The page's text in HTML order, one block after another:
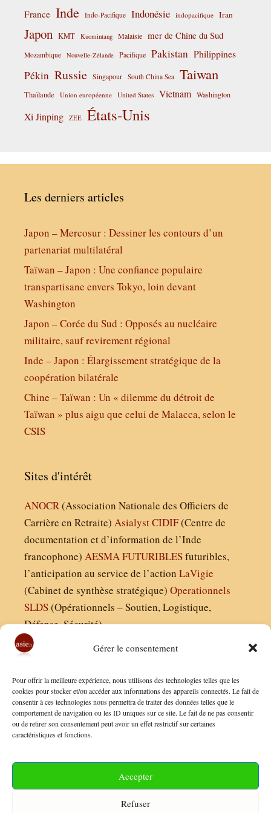
Gérer le consentement
Pour offrir la meilleure expérience, nous utilisons des technologies telles que les
cookies pour stocker et/ou accéder aux informations des appareils connectés. Le fait de
consentir à ces technologies nous permettra de traiter des données telles que le
comportement de navigation ou les ID uniques sur ce site. Le fait de ne pas consentir
ou de retirer son consentement peut avoir un effet restrictif sur certaines
caractéristiques et fonctions.
Accepter
Refuser
France Inde Indo-Pacifique Indonésie indopacifique Iran
Japon KMT Kuomintang Malaisie mer de Chine du Sud
Mozambique Nouvelle-Zélande Pacifique Pakistan Philippines
Pékin Russie Singapour South China Sea Taiwan
Thaïlande Union européenne United States Vietnam Washington
Xi Jinping ZEE États-Unis
Les derniers articles
Japon – Mercosur : Dessiner les contours d’un
partenariat multilatéral
Taïwan – Japon : Une confiance populaire
transpartisane envers Tokyo, loin devant
Washington
Japon – Corée du Sud : Opposés au nucléaire
militaire, sauf revirement régional
Inde – Japon : Élargissement stratégique de la
coopération bilatérale
Chine – Taïwan : Un « dilemme du détroit de
Taïwan » plus aigu que celui de Malacca, selon le
CSIS
Sites d'intérêt
ANOCR(Association Nationale des Officiers de
Carrière en Retraite) AsialystCIDIF(Centre de
documentation et d’information de l’Inde
francophone) AESMAFUTURIBLESfuturibles,
l’anticipation au service de l’action LaVigie
(Cabinet de synthèse stratégique) Operationnels
SLDS(Opérationnels – Soutien, Logistique,
Défense, Sécurité)
Finaldées EURL
Siège social : 13 avenue Boudon, 75016, Paris
Nous contacter
Conditions Générales de Vente
Politique de Confidentialité